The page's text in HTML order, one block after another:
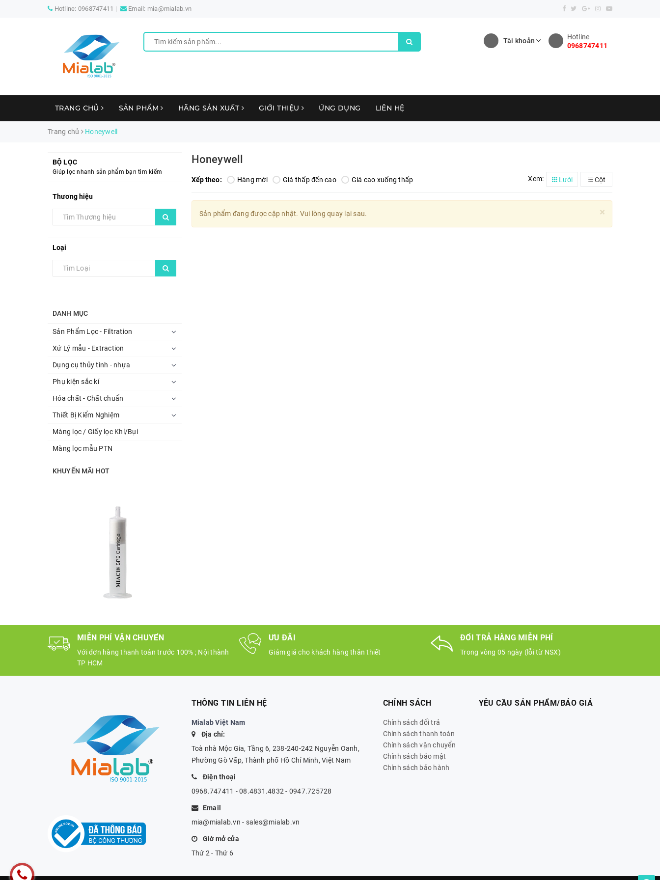
Hotline: 0968747411 Email: mia@mialab.vn
Hotline
0968747411
Tài khoản
TRANG CHỦ SẢN PHẨM HÃNG SẢN XUẤT GIỚI THIỆU ỨNG DỤNG LIÊN HỆ
Trang chủ Honeywell
BỘ LỌC
Giúp lọc nhanh sản phẩm bạn tìm kiếm
Thương hiệu
Loại
DANH MỤC
Sản Phẩm Lọc - Filtration
Xử Lý mẫu - Extraction
Dụng cụ thủy tinh - nhựa
Phụ kiện sắc kí
Hóa chất - Chất chuẩn
Thiết Bị Kiểm Nghiệm
Màng lọc / Giấy lọc Khí/Bụi
Màng lọc mẫu PTN
KHUYẾN MÃI HOT
Honeywell
Xếp theo: Hàng mới Giá thấp đến cao Giá cao xuống thấp Xem: Lưới Cột
×
Sản phẩm đang được cập nhật. Vui lòng quay lại sau.
MIỄN PHÍ VẬN CHUYỂN
Với đơn hàng thanh toán trước 100% ; Nội thành
TP HCM
ƯU ĐÃI
Giảm giá cho khách hàng thân thiết
ĐỔI TRẢ HÀNG MIỄN PHÍ
Trong vòng 05 ngày (lỗi từ NSX)
THÔNG TIN LIÊN HỆ
Mialab Việt Nam
Địa chỉ:
Toà nhà Mộc Gia, Tầng 6, 238-240-242 Nguyễn Oanh,
Phường Gò Vấp, Thành phố Hồ Chí Minh, Việt Nam
Điện thoại
0968.747411 - 08.4831.4832 - 0947.725728
Email
mia@mialab.vn - sales@mialab.vn
Giờ mở cửa
Thứ 2 - Thứ 6
CHÍNH SÁCH
Chính sách đổi trả
Chính sách thanh toán
Chính sách vận chuyển
Chính sách bảo mật
Chính sách bảo hành
YÊU CẦU SẢN PHẨM/BÁO GIÁ